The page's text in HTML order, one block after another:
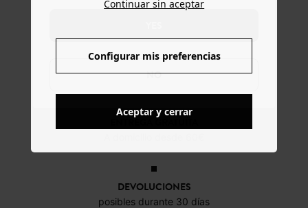
NO
DEVOLUCIONES
posibles durante 30 días
Continuar sin aceptar
Configurar mis preferencias
Aceptar y cerrar